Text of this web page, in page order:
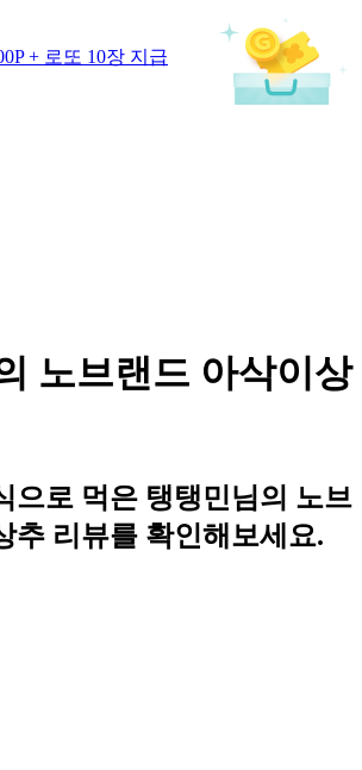
+ 로또 10장 지급
노브랜드 아삭이상
으로 먹은 탱탱민님의 노브
추 리뷰를 확인해보세요.